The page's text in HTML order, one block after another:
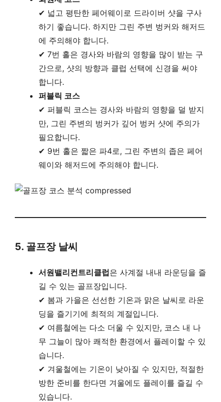
✔ 넓고 평탄한 페어웨이로 드라이버 샷을 구사
하기 좋습니다. 하지만 그린 주변 벙커와 해저드
에 주의해야 합니다.
✔ 7번 홀은 경사와 바람의 영향을 많이 받는 구
간으로, 샷의 방향과 클럽 선택에 신경을 써야
합니다.
퍼블릭 코스
✔ 퍼블릭 코스는 경사와 바람의 영향을 덜 받지
만, 그린 주변의 벙커가 깊어 벙커 샷에 주의가
필요합니다.
✔ 9번 홀은 짧은 파4로, 그린 주변의 좁은 페어
웨이와 해저드에 주의해야 합니다.
5. 골프장 날씨
서원밸리컨트리클럽은 사계절 내내 라운딩을 즐
길 수 있는 골프장입니다.
✔ 봄과 가을은 선선한 기온과 맑은 날씨로 라운
딩을 즐기기에 최적의 계절입니다.
✔ 여름철에는 다소 더울 수 있지만, 코스 내 나
무 그늘이 많아 쾌적한 환경에서 플레이할 수 있
습니다.
✔ 겨울철에는 기온이 낮아질 수 있지만, 적절한
방한 준비를 한다면 겨울에도 플레이를 즐길 수
있습니다.